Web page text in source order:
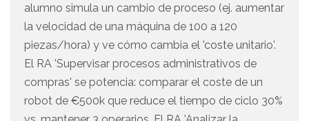
alumno simula un cambio de proceso (ej. aumentar
la velocidad de una máquina de 100 a 120
piezas/hora) y ve cómo cambia el 'coste unitario'.
El RA 'Supervisar procesos administrativos de
compras' se potencia: comparar el coste de un
robot de €500k que reduce el tiempo de ciclo 30%